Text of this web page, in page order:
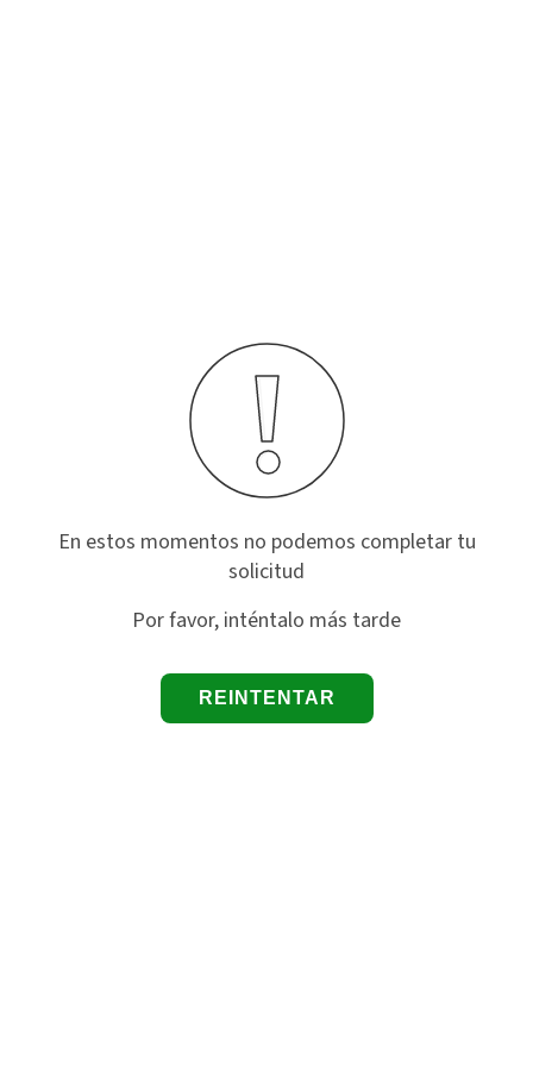
En estos momentos no podemos completar tu
solicitud
Por favor, inténtalo más tarde
REINTENTAR